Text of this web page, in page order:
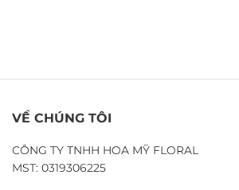
VỀ CHÚNG TÔI
CÔNG TY TNHH HOA MỸ FLORAL
MST: 0319306225